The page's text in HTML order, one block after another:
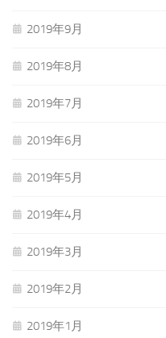
2019年9月
2019年8月
2019年7月
2019年6月
2019年5月
2019年4月
2019年3月
2019年2月
2019年1月